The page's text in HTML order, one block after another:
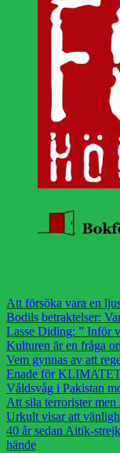
Att försöka vara en
Bodils betraktelser:
Lasse Diding: ” Inför
Kulturen är en fråga
Vem gynnas av att
Enade för
Våldsvåg i Pakistan
Att sila terrorister men
Urkult visar att
40 år sedan Aitik-
hände